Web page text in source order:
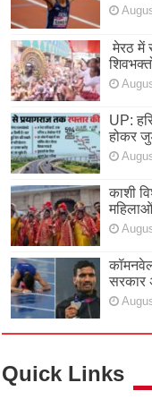
मेरठ में
UP:
होकर
काशी
सरकार
Quick Links